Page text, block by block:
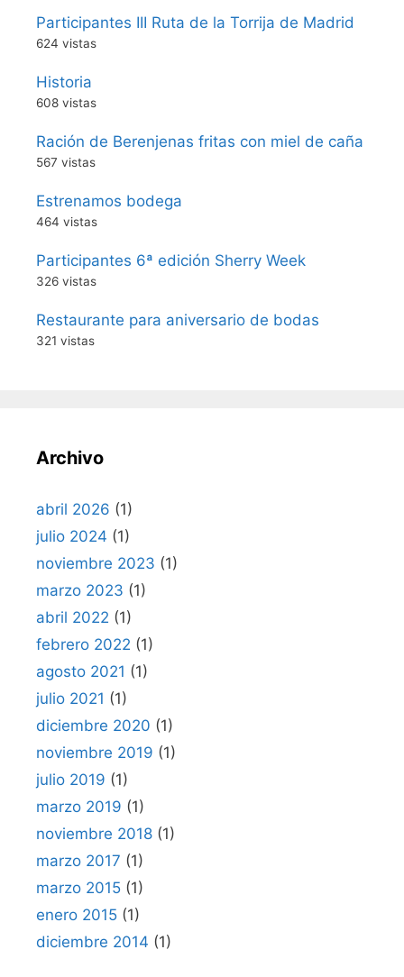
Participantes III Ruta de la Torrija de Madrid
624 vistas
Historia
608 vistas
Ración de Berenjenas fritas con miel de caña
567 vistas
Estrenamos bodega
464 vistas
Participantes 6ª edición Sherry Week
326 vistas
Restaurante para aniversario de bodas
321 vistas
Archivo
abril 2026 (1)
julio 2024 (1)
noviembre 2023 (1)
marzo 2023 (1)
abril 2022 (1)
febrero 2022 (1)
agosto 2021 (1)
julio 2021 (1)
diciembre 2020 (1)
noviembre 2019 (1)
julio 2019 (1)
marzo 2019 (1)
noviembre 2018 (1)
marzo 2017 (1)
marzo 2015 (1)
enero 2015 (1)
diciembre 2014 (1)